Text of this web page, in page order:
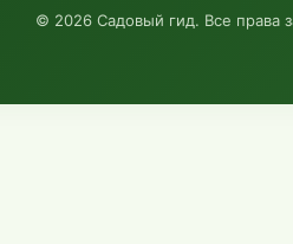
© 2026 Садовый гид. Все права